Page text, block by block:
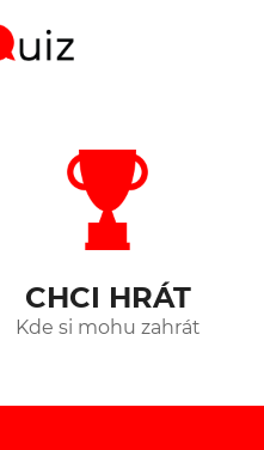
CHCI HRÁT
Kde si mohu zahrát